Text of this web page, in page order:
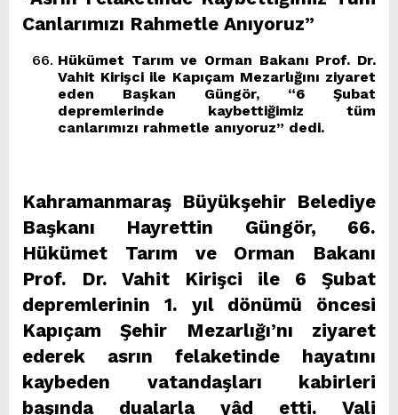
Canlarımızı Rahmetle Anıyoruz”
Hükümet Tarım ve Orman Bakanı Prof. Dr.
Vahit Kirişci ile Kapıçam Mezarlığını ziyaret
eden Başkan Güngör, “6 Şubat
depremlerinde kaybettiğimiz tüm
canlarımızı rahmetle anıyoruz” dedi.
Kahramanmaraş Büyükşehir Belediye
Başkanı Hayrettin Güngör, 66.
Hükümet Tarım ve Orman Bakanı
Prof. Dr. Vahit Kirişci ile 6 Şubat
depremlerinin 1. yıl dönümü öncesi
Kapıçam Şehir Mezarlığı’nı ziyaret
ederek asrın felaketinde hayatını
kaybeden vatandaşları kabirleri
başında dualarla yâd etti. Vali